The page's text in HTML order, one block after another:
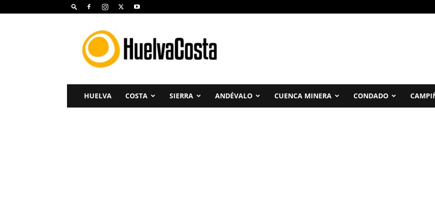
Huelva
Costa
HUELVA COSTA SIERRA ANDÉVALO CUENCA MINERA CONDADO